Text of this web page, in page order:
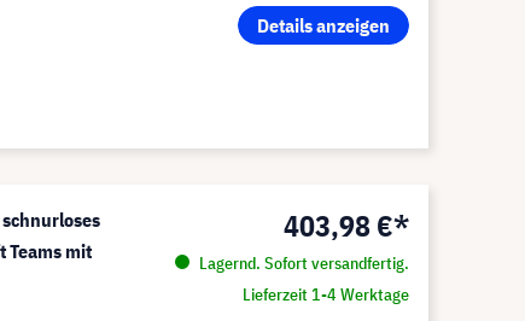
Details anzeigen
Teams mit
403,98 €*
Lagernd. Sofort versandfertig.
Lieferzeit 1-4 Werktage